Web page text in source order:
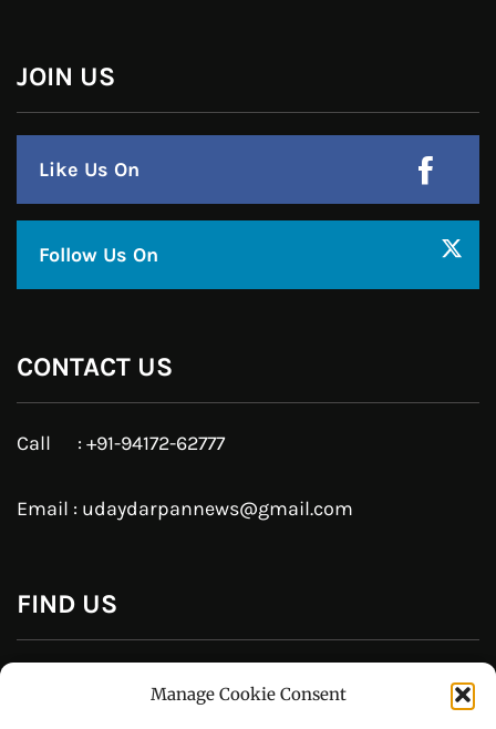
Manage Cookie Consent
Pinterest
Instagram
Follow Us On
CONTACT US
Call : +91-94172-62777